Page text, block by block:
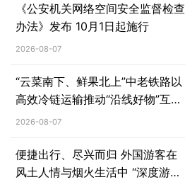
《公安机关网络空间安全监督检查
办法》发布 10月1日起施行
2026-08-07
“云菜南下、鲜果北上”中老铁路以
高效冷链运输推动“沿线好物”互惠
流通
2026-08-07
便捷出行、尽兴而归 外国游客在
风土人情与烟火生活中 “深度游中